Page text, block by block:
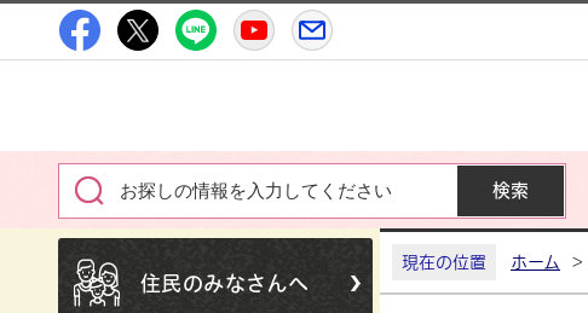
高萩市公式Facebook
高萩市公式Twitter
高萩市公式LINE
高萩市YouTube公式チャンネル
住民のみなさんへ
現在の位置 ホーム >